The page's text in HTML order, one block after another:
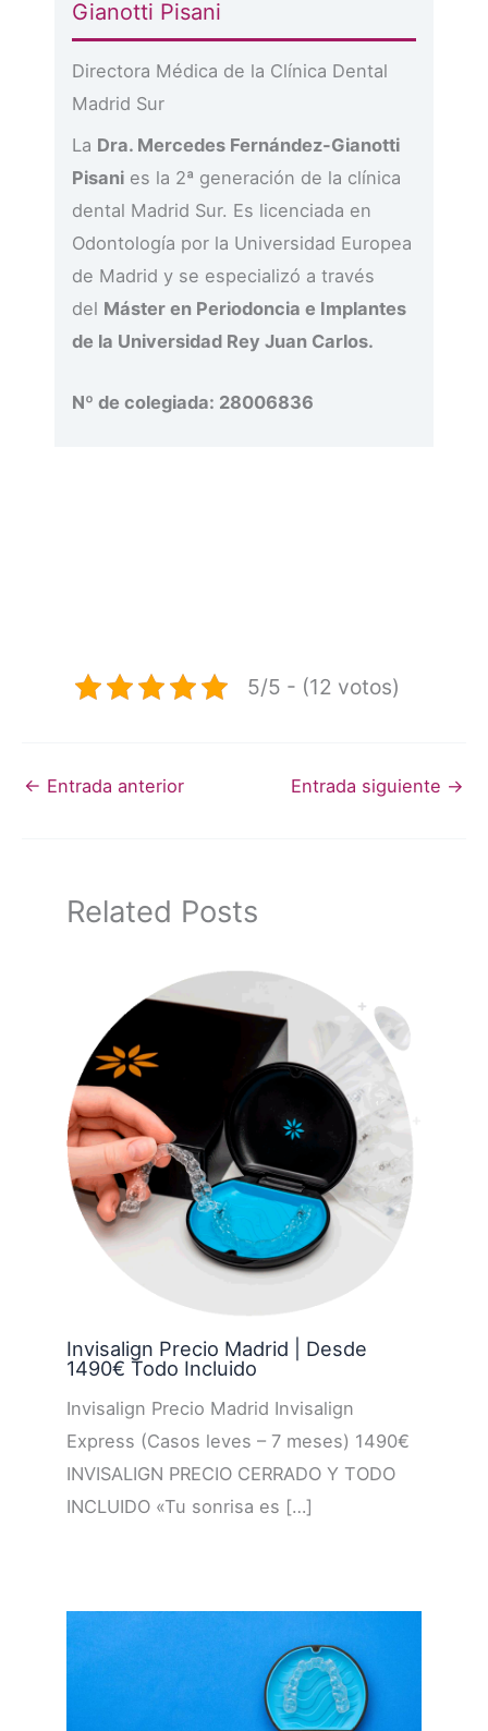
Gianotti Pisani
Directora Médica de la Clínica Dental
Madrid Sur
La Dra. Mercedes Fernández-Gianotti
Pisani es la 2ª generación de la clínica
dental Madrid Sur. Es licenciada en
Odontología por la Universidad Europea
de Madrid y se especializó a través
del Máster en Periodoncia e Implantes
de la Universidad Rey Juan Carlos.
Nº de colegiada: 28006836
5/5 - (12 votos)
← Entrada anterior Entrada siguiente →
Related Posts
Invisalign Precio Madrid | Desde
1490€ Todo Incluido
Invisalign Precio Madrid Invisalign
Express (Casos leves – 7 meses) 1490€
INVISALIGN PRECIO CERRADO Y TODO
INCLUIDO «Tu sonrisa es […]